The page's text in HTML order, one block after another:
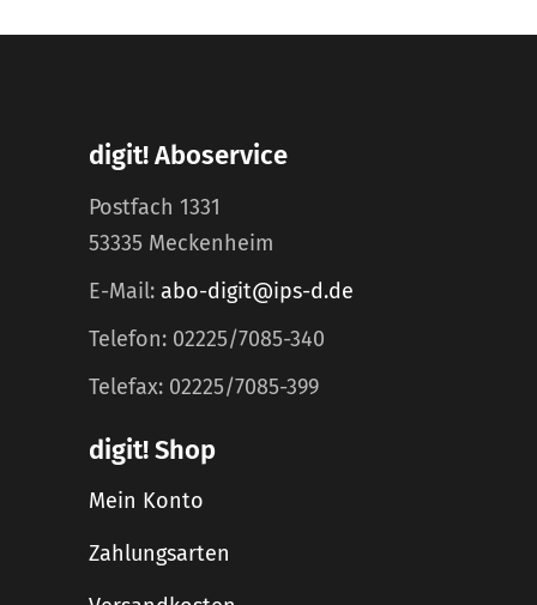
digit! Aboservice
Postfach 1331
53335 Meckenheim
E-Mail: abo-digit@ips-d.de
Telefon: 02225/7085-340
Telefax: 02225/7085-399
digit! Shop
Mein Konto
Zahlungsarten